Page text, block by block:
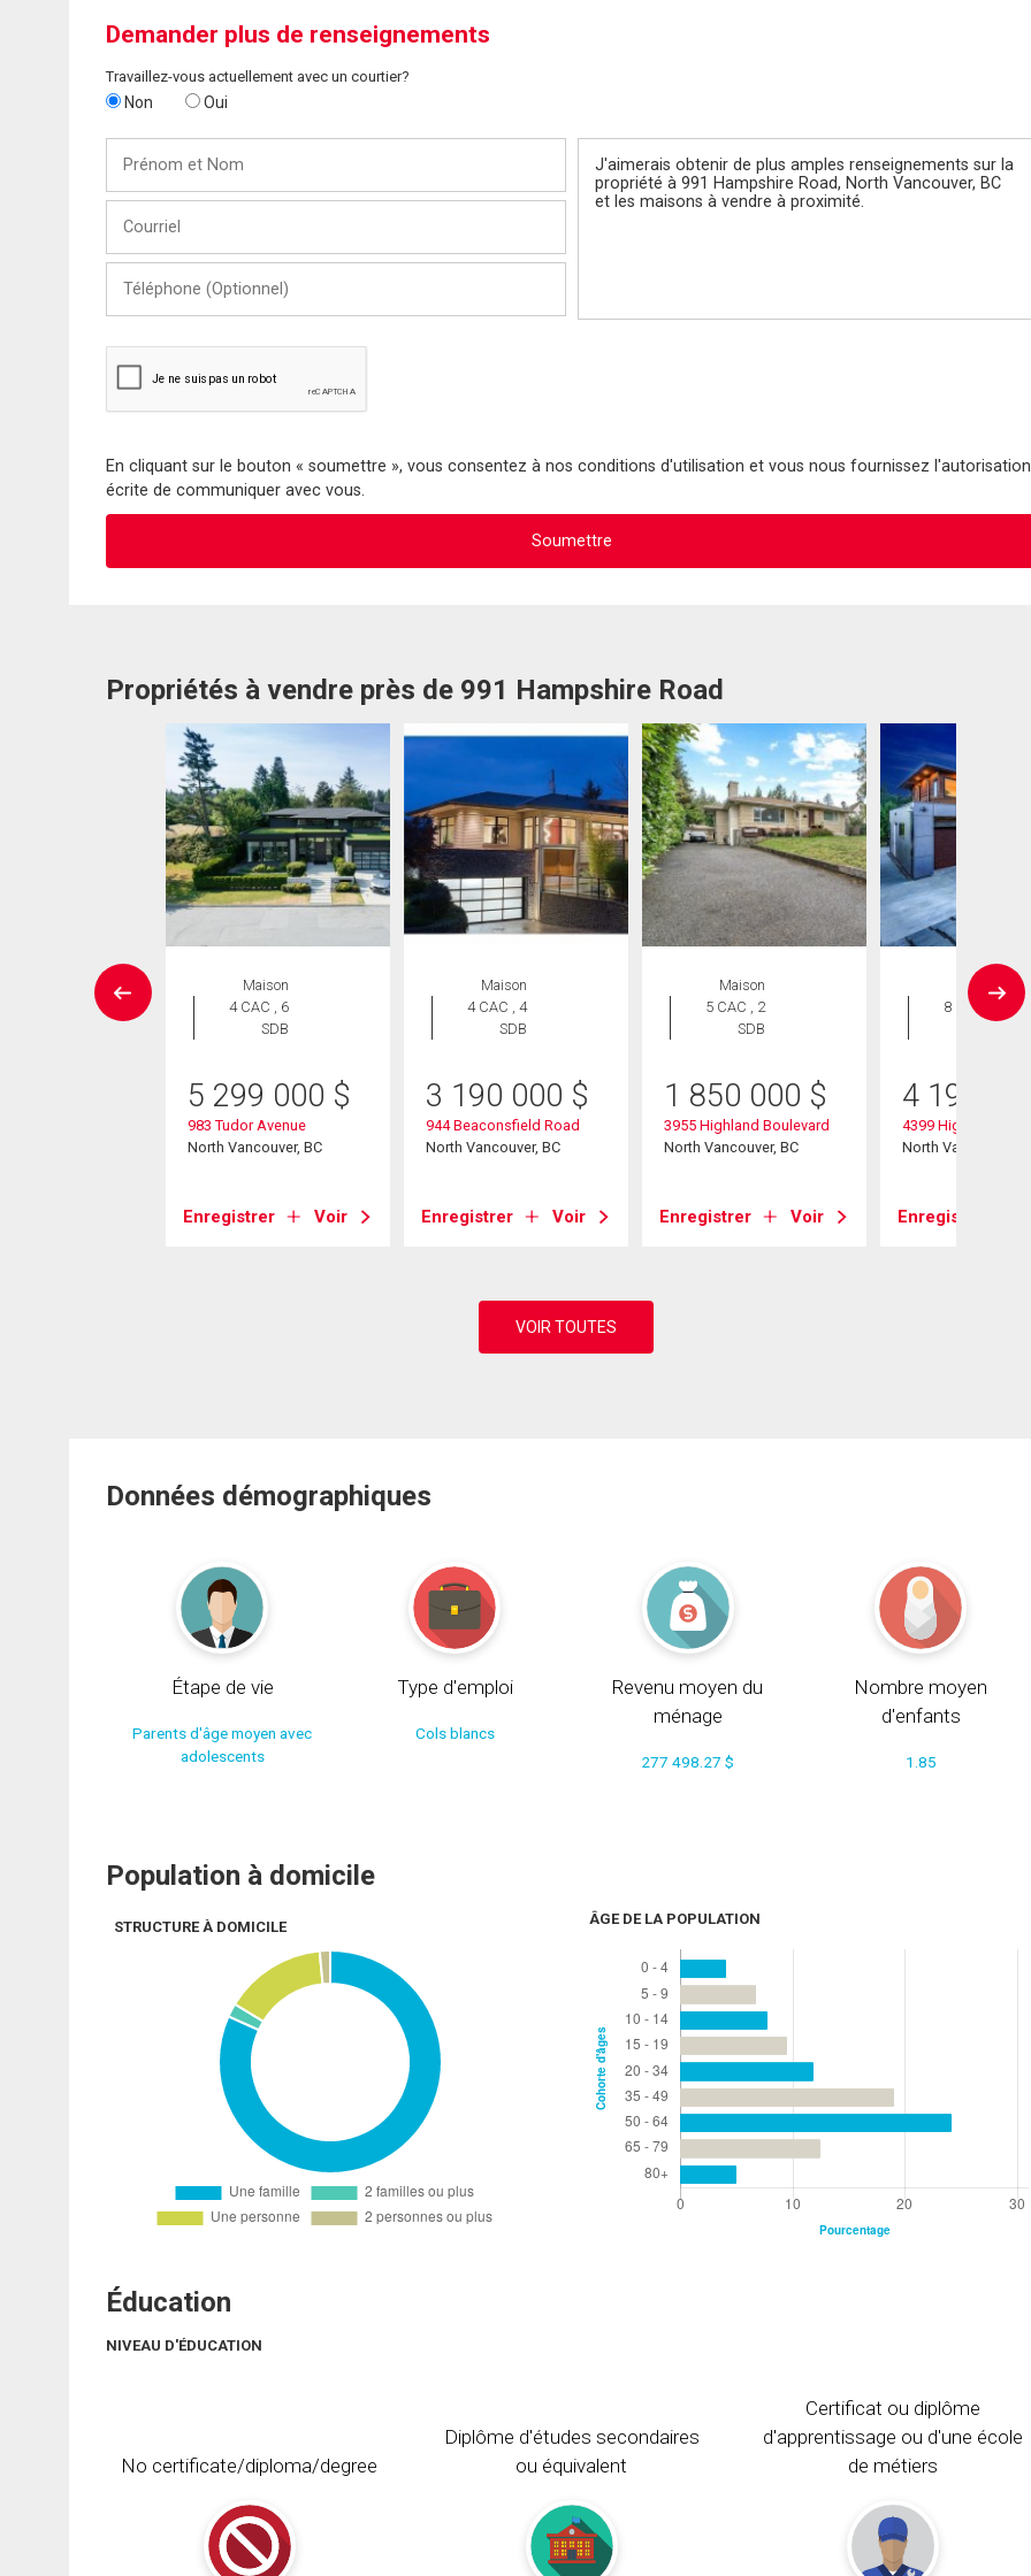
Demander plus de renseignements
Travaillez-vous actuellement avec un courtier?
Non Oui
Nom
(Optionnel)
En cliquant sur le bouton « soumettre », vous consentez à nos conditions d'utilisation et vous nous fournissez l'autorisation
écrite de communiquer avec vous.
Propriétés à vendre près de 991 Hampshire Road
Maison
4 CAC , 6
SDB
5 299 000 $
983 Tudor Avenue
North Vancouver, BC
Enregistrer Voir
Maison
4 CAC , 4
SDB
3 190 000 $
944 Beaconsfield Road
North Vancouver, BC
Enregistrer Voir
Maison
5 CAC , 2
SDB
1 850 000 $
3955 Highland Boulevard
North Vancouver, BC
Enregistrer Voir
Maison
8 CAC , 8
4 195 000
4399 Highland
North Vancouver, BC
Enregistrer
Données démographiques
Étape de vie
Parents d'âge moyen avec
adolescents
Type d'emploi
Cols blancs
Revenu moyen du
ménage
277 498.27 $
Nombre moyen
d'enfants
1.85
Population à domicile
STRUCTURE À DOMICILE ÂGE DE LA POPULATION
Éducation
NIVEAU D'ÉDUCATION
No certificate/diploma/degree
Diplôme d'études secondaires
ou équivalent
Certificat ou diplôme
d'apprentissage ou d'une école
de métiers